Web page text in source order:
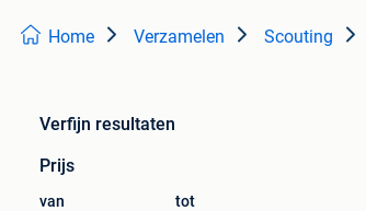
Home Verzamelen Scouting
Verfijn resultaten
Prijs
van tot